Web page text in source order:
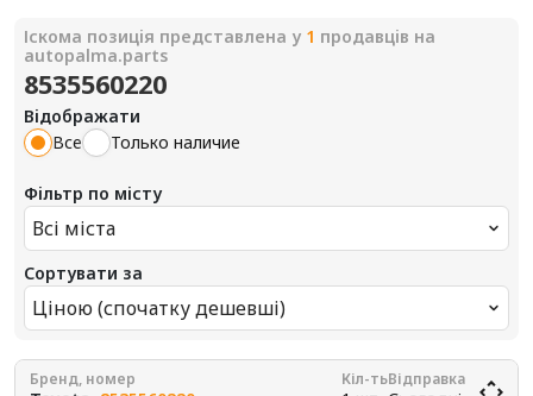
Іскома позиція представлена у 1 продавців на
autopalma.parts
8535560220
Відображати
Все
Только наличие
Фільтр по місту
Всі міста
Сортувати за
Ціною (спочатку дешевші)
Бренд, номер Кіл-тьВідправка